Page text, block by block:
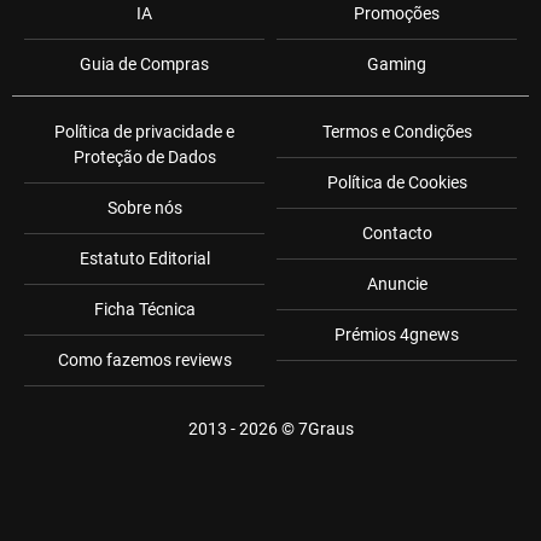
IA
Guia de Compras
Promoções
Gaming
Política de privacidade e
Proteção de Dados
Sobre nós
Estatuto Editorial
Ficha Técnica
Como fazemos reviews
Termos e Condições
Política de Cookies
Contacto
Anuncie
Prémios 4gnews
2013 - 2026 ©7Graus